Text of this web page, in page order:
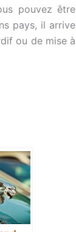
pouvez être
pays, il arrive
ou de mise à